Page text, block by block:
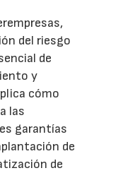
del riesgo
de
y
cómo
las
garantías
de
de